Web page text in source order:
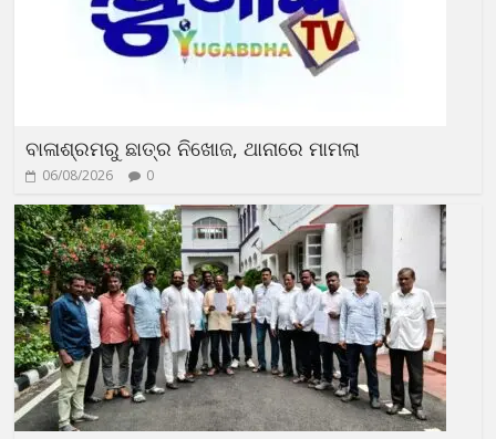
ବାଳାଶ୍ରମରୁ ଛାତ୍ର ନିଖୋଜ, ଥାନାରେ ମାମଲା
06/08/2026 0